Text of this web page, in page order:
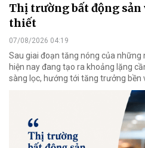
Thị trường bất động sản
thiết
07/08/2026 04:19
Sau giai đoạn tăng nóng của
hiện nay đang tạo ra khoảng lặng
sàng lọc, hướng tới tăng trưởng bền